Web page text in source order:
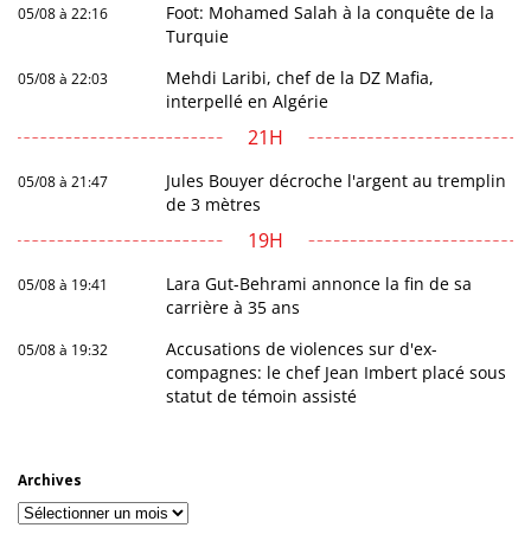
05/08 à 22:16
Foot: Mohamed Salah à la conquête de la
Turquie
05/08 à 22:03
Mehdi Laribi, chef de la DZ Mafia,
interpellé en Algérie
21H
05/08 à 21:47
Jules Bouyer décroche l'argent au tremplin
de 3 mètres
19H
05/08 à 19:41
Lara Gut-Behrami annonce la fin de sa
carrière à 35 ans
05/08 à 19:32
Accusations de violences sur d'ex-
compagnes: le chef Jean Imbert placé sous
statut de témoin assisté
Archives
Archives